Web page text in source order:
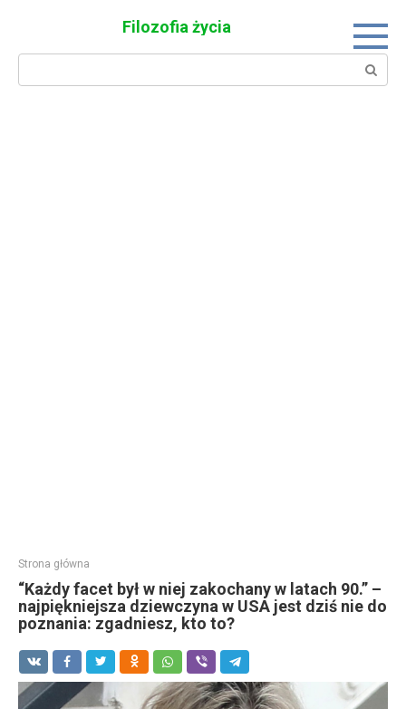
Filozofia życia
Search:
Strona główna
“Każdy facet był w niej zakochany w latach 90.” –
najpiękniejsza dziewczyna w USA jest dziś nie do
poznania: zgadniesz, kto to?